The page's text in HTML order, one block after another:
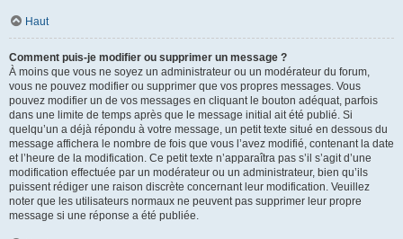
Haut
Comment puis-je modifier ou supprimer un message ?
À moins que vous ne soyez un administrateur ou un modérateur du forum,
vous ne pouvez modifier ou supprimer que vos propres messages. Vous
pouvez modifier un de vos messages en cliquant le bouton adéquat, parfois
dans une limite de temps après que le message initial ait été publié. Si
quelqu’un a déjà répondu à votre message, un petit texte situé en dessous du
message affichera le nombre de fois que vous l’avez modifié, contenant la date
et l’heure de la modification. Ce petit texte n’apparaîtra pas s’il s’agit d’une
modification effectuée par un modérateur ou un administrateur, bien qu’ils
puissent rédiger une raison discrète concernant leur modification. Veuillez
noter que les utilisateurs normaux ne peuvent pas supprimer leur propre
message si une réponse a été publiée.